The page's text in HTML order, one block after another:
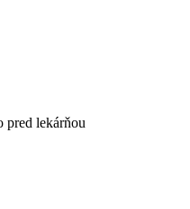
pred lekárňou